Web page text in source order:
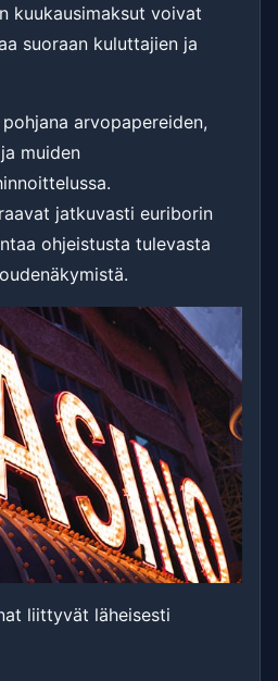
kuukausimaksut voivat
suoraan kuluttajien ja
arvopapereiden,
muiden
jatkuvasti euriborin
ohjeistusta tulevasta
liittyvät läheisesti